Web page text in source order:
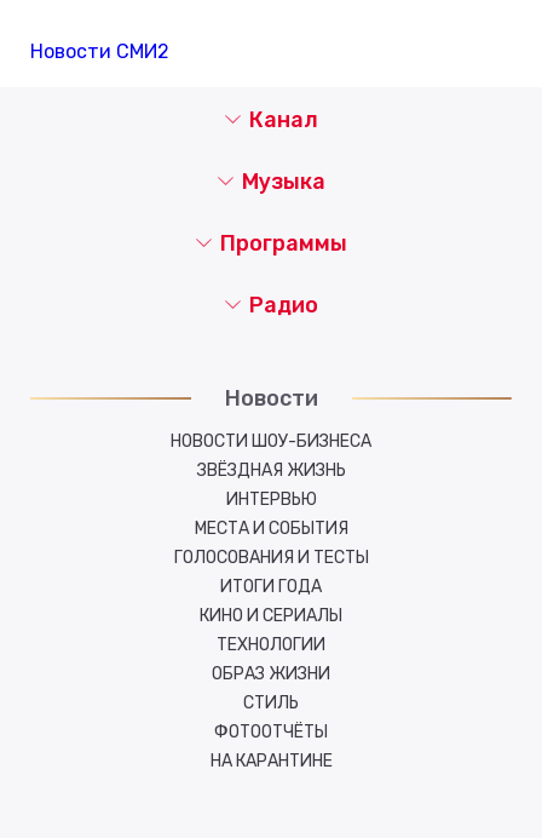
Новости СМИ2
Канал
Музыка
Новости
НОВОСТИ ШОУ-БИЗНЕСА
ЗВЁЗДНАЯ ЖИЗНЬ
ИНТЕРВЬЮ
МЕСТА И СОБЫТИЯ
ГОЛОСОВАНИЯ И ТЕСТЫ
ИТОГИ ГОДА
КИНО И СЕРИАЛЫ
ТЕХНОЛОГИИ
ОБРАЗ ЖИЗНИ
СТИЛЬ
ФОТООТЧЁТЫ
НА КАРАНТИНЕ
Программы
Радио